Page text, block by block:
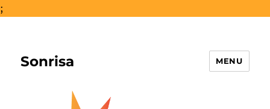
;
Sonrisa MENU